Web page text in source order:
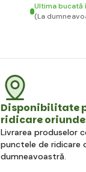
Ultima bucată
(La
Disponibilitate
ridicare
Livrarea produselor
punctele de ridicare
dumneavoastră.